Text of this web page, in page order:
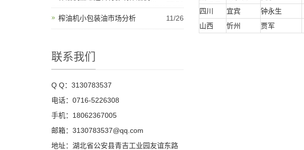
四川
宜宾 钟永生
山西
忻州 贾军
榨油机小包装油市场分析 11/26
联系我们
Q Q：3130783537
电话：0716-5226308
手机：18062367005
邮箱：3130783537@qq.com
地址：湖北省公安县青吉工业园友谊东路